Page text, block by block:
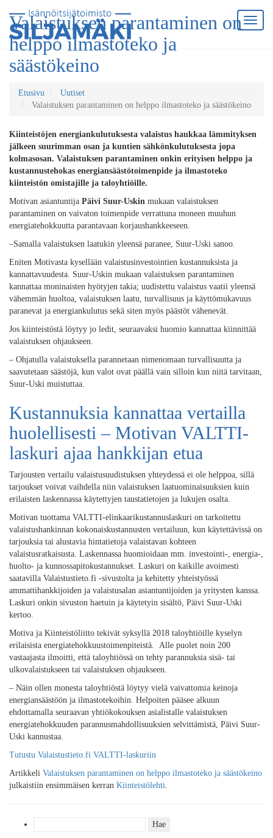
Valaistuksen parantaminen on
helppo ilmastoteko ja
säästökeino
Etusivu
Uutiset
Valaistuksen parantaminen on helppo ilmastoteko ja säästökeino
Kiinteistöjen energiankulutuksesta valaistus haukkaa lämmityksen
jälkeen suurimman osan ja kuntien sähkönkulutuksesta jopa
kolmasosan. Valaistuksen parantaminen onkin erityisen helppo ja
kustannustehokas energiansäästötoimenpide ja ilmastoteko
kiinteistön omistajille ja taloyhtiöille.
Motivan asiantuntija Päivi Suur-Uskin mukaan valaistuksen
parantaminen on vaivaton toimenpide verrattuna moneen muuhun
energiatehokkuutta parantavaan korjaushankkeeseen. ­
–Samalla valaistuksen laatukin yleensä paranee, Suur-Uski sanoo.
Eniten Motivasta kysellään valaistusinvestointien kustannuksista ja
kannattavuudesta. Suur-Uskin mukaan valaistuksen parantaminen
kannattaa moninaisten hyötyjen takia; uudistettu valaistus vaatii yleensä
vähemmän huoltoa, valaistuksen laatu, turvallisuus ja käyttömukavuus
paranevat ja energiankulutus sekä siten myös päästöt vähenevät.
Jos kiinteistöstä löytyy jo ledit, seuraavaksi huomio kannattaa kiinnittää
valaistuksen ohjaukseen.
– Ohjatulla valaistuksella parannetaan nimenomaan turvallisuutta ja
saavutetaan säästöjä, kun valot ovat päällä vain silloin kun niitä tarvitaan,
Suur-Uski muistuttaa.
Kustannuksia kannattaa vertailla
huolellisesti – Motivan VALTTI-
laskuri ajaa hankkijan etua
Tarjousten vertailu valaistusuudistuksen yhteydessä ei ole helppoa, sillä
tarjoukset voivat vaihdella niin valaistuksen laatuominaisuuksien kuin
erilaisten laskennassa käytettyjen taustatietojen ja lukujen osalta.
Motivan tuottama VALTTI-elinkaarikustannuslaskuri on tarkoitettu
valaistushankinnan kokonaiskustannusten vertailuun, kun käytettävissä on
tarjouksia tai alustavia hintatietoja valaistavan kohteen
valaistusratkaisusta. Laskennassa huomioidaan mm. investointi-, energia-,
huolto- ja kunnossapitokustannukset. Laskuri on kaikille avoimesti
saatavilla Valaistustieto.fi -sivustolta ja kehitetty yhteistyössä
ammattihankkijoiden ja valaistusalan asiantuntijoiden ja yritysten kanssa.
Laskuri onkin sivuston haetuin ja käytetyin sisältö, Päivi Suur-Uski
kertoo.
Motiva ja Kiinteistöliitto tekivät syksyllä 2018 taloyhtiöille kyselyn
erilaisista energiatehokkuustoimenpiteistä. Alle puolet noin 200
vastaajasta ilmoitti, että taloyhtiössä on tehty parannuksia sisä- tai
ulkovalaistukseen tai valaistuksen ohjaukseen.
– Näin ollen monesta taloyhtiöstä löytyy vielä vaivattomia keinoja
energiansäästöön ja ilmastotekoihin. Helpoiten pääsee alkuun
ehdottamalla seuraavan yhtiökokouksen asialistalle valaistuksen
energiatehokkuuden parannusmahdollisuuksien selvittämistä, Päivi Suur-
Uski kannustaa.
Tutustu Valaistustieto.fi VALTTI-laskuriin
Artikkeli Valaistuksen parantaminen on helppo ilmastoteko ja säästökeino
julkaistiin ensimmäisen kerran Kiinteistölehti.